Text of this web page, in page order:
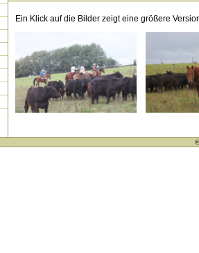
Ein Klick auf die Bilder zeigt eine größere